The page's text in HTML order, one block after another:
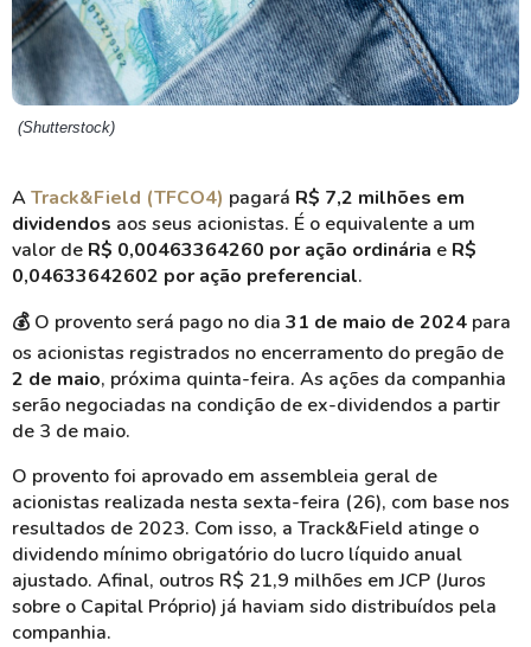
(Shutterstock)
ATrack&Field (TFCO4) pagará R$ 7,2 milhões em
dividendos aos seus acionistas. É o equivalente a um
valor de R$ 0,00463364260 por ação ordinária e R$
0,04633642602 por ação preferencial.
💰 O provento será pago no dia 31 de maio de 2024 para
os acionistas registrados no encerramento do pregão de
2 de maio, próxima quinta-feira. As ações da companhia
serão negociadas na condição de ex-dividendos a partir
de 3 de maio.
O provento foi aprovado em assembleia geral de
acionistas realizada nesta sexta-feira (26), com base nos
resultados de 2023. Com isso, a Track&Field atinge o
dividendo mínimo obrigatório do lucro líquido anual
ajustado. Afinal, outros R$ 21,9 milhões em JCP (Juros
sobre o Capital Próprio) já haviam sido distribuídos pela
companhia.